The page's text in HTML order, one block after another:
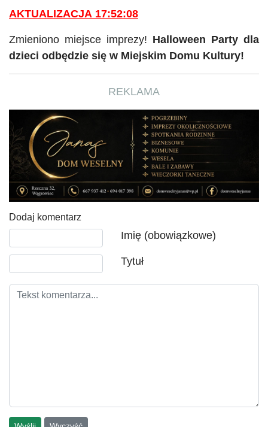
AKTUALIZACJA 17:52:08
Zmieniono miejsce imprezy! Halloween Party dla
dzieci odbędzie się w Miejskim Domu Kultury!
REKLAMA
Dodaj komentarz
Imię (obowiązkowe)
Tytuł